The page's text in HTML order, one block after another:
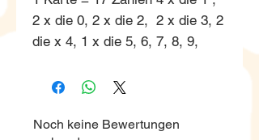
2 x die 0, 2 x die 2, 2 x die 3, 2
die x 4, 1 x die 5, 6, 7, 8, 9,
Noch keine Bewertungen